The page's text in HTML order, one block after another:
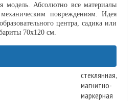
модель. Абсолютно все материалы
повреждениям. Идея
центра, садика или
70х120 см.
стеклянная,
магнитно-
маркерная